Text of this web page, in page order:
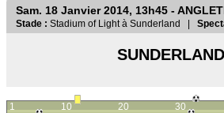
Sam. 18 Janvier 2014, 13h45 -
Stade : Stadium of Light à Sunderland |
SUNDERLAND
1 10 20 30